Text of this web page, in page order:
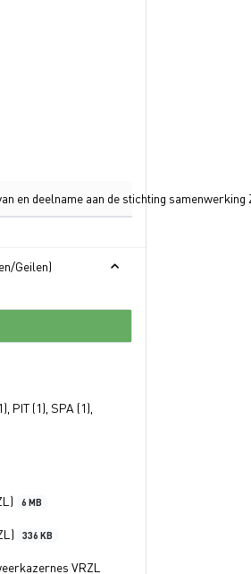
en deelname aan de stichting
Geilen)
PIT (1), SPA (1),
6 MB
336 KB
VRZL